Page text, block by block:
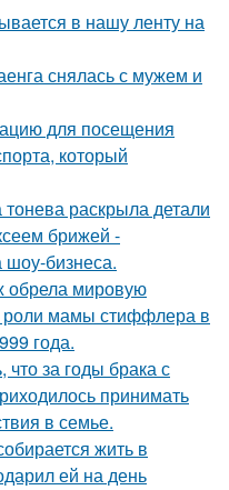
в нашу ленту на
снялась с мужем и
для посещения
который
раскрыла детали
брижей -
бизнеса.
обрела мировую
роли мамы стиффлера в
года.
что за годы брака с
принимать
в семье.
жить в
ей на день